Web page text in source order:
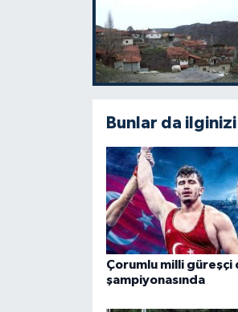
Bunlar da
Çorumlu milli güreşçi
şampiyonasında